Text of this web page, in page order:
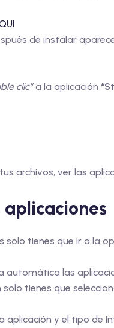
de instalar
clic”a la aplicación
archivos, ver las
solo tienes que ir a la
automática las
solo tienes que
aplicación y el tipo de